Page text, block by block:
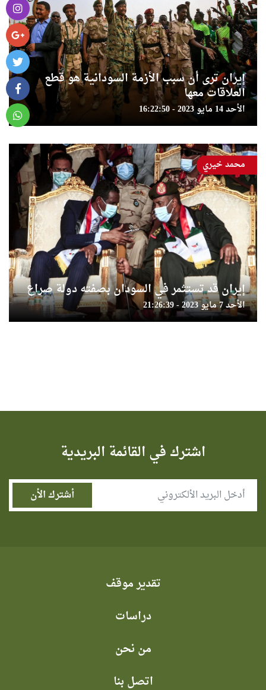
إيران ترى أن سبب الأزمة السودانية هو قطع
العلاقات معها
الأحد 14 مايو 2023 - 16:22:50
إيران قد تستثمر في السودان بصفته دولة صراع
الأحد 7 مايو 2023 - 21:26:39
محمد خيري
اشترك في القائمة البريدية
تقدير موقف
دراسات
من نحن
اتصل بنا